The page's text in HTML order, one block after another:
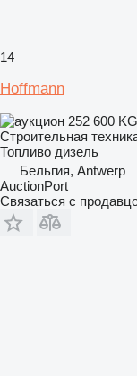
14
Hoffmann
252 600
Строительная
Топливо дизель
Бельгия, Antwerp
AuctionPort
Связаться с